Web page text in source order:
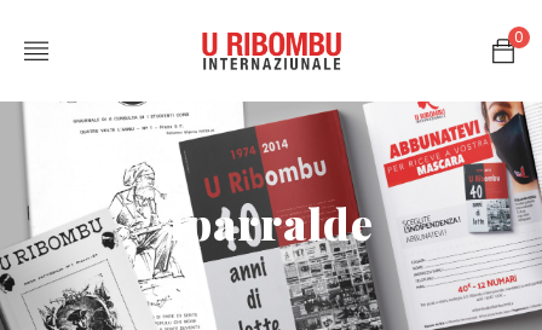
0
iparralde